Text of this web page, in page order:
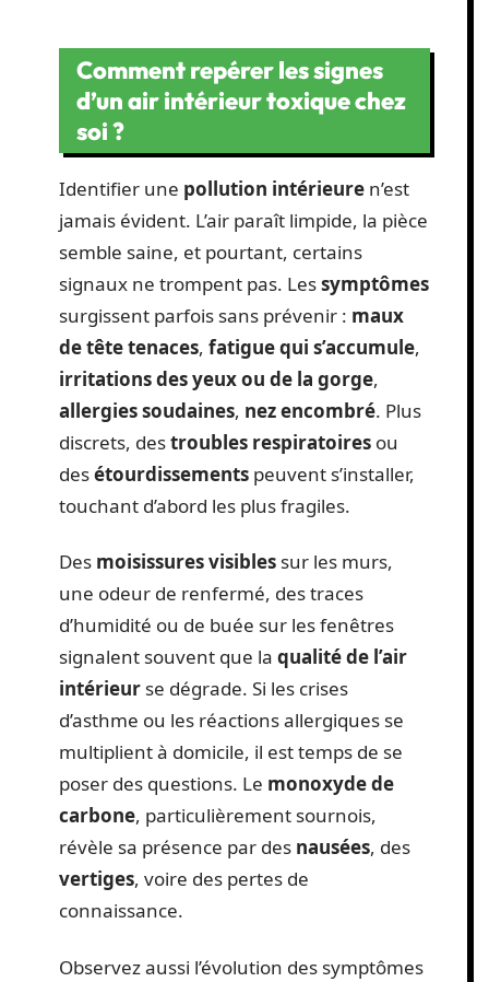
Comment repérer les signes
d’un air intérieur toxique chez
soi ?
Identifier une pollution intérieure n’est
jamais évident. L’air paraît limpide, la pièce
semble saine, et pourtant, certains
signaux ne trompent pas. Lessymptômes
surgissent parfois sans prévenir : maux
de tête tenaces, fatigue qui s’accumule,
irritations des yeux ou de la gorge,
allergies soudaines, nez encombré. Plus
discrets, destroubles respiratoires ou
desétourdissements peuvent s’installer,
touchant d’abord les plus fragiles.
Des moisissures visibles sur les murs,
une odeur de renfermé, des traces
d’humidité ou de buée sur les fenêtres
signalent souvent que la qualité de l’air
intérieur se dégrade. Si les crises
d’asthme ou les réactions allergiques se
multiplient à domicile, il est temps de se
poser des questions. Le monoxyde de
carbone, particulièrement sournois,
révèle sa présence par des nausées, des
vertiges, voire des pertes de
connaissance.
Observez aussi l’évolution des symptômes